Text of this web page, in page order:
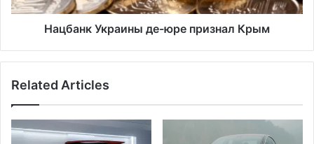
в
р
в
к
ы
-
Нацбанк Украины де-юре признал Крым
Related Articles